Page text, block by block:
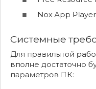
Nox App
Системные
Для правильной
вполне достаточно
параметров ПК: